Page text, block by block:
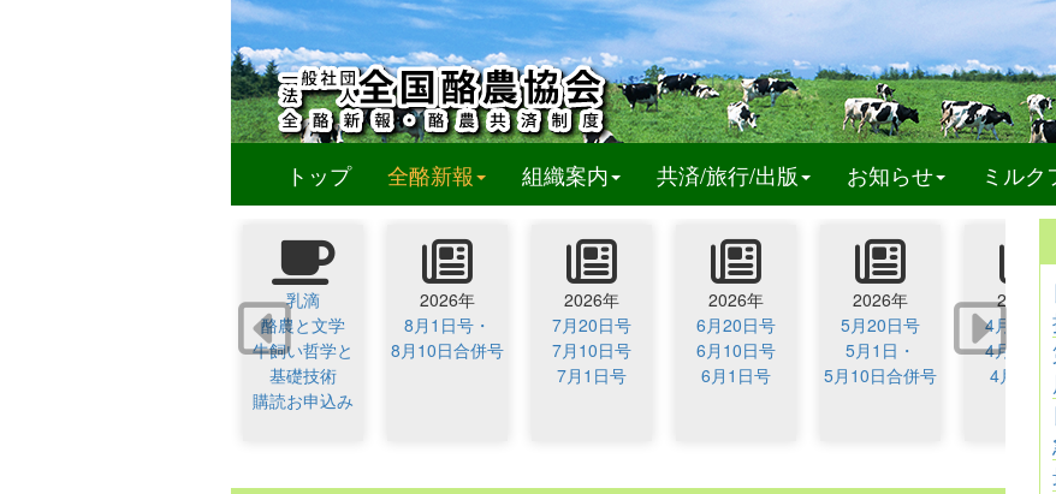
トップ 全酪新報(current)組織案内 共済/旅行/出版 お知らせ ミル
乳滴
酪農と文学
牛飼い哲学と
基礎技術
購読お申込み
2026年
8月1日号・
8月10日合併号
2026年
7月20日号
7月10日号
7月1日号
2026年
6月20日号
6月10日号
6月1日号
2026年
5月20日号
5月1日・
5月10日合併号
2026年
4月20日
4月10日
4月1日